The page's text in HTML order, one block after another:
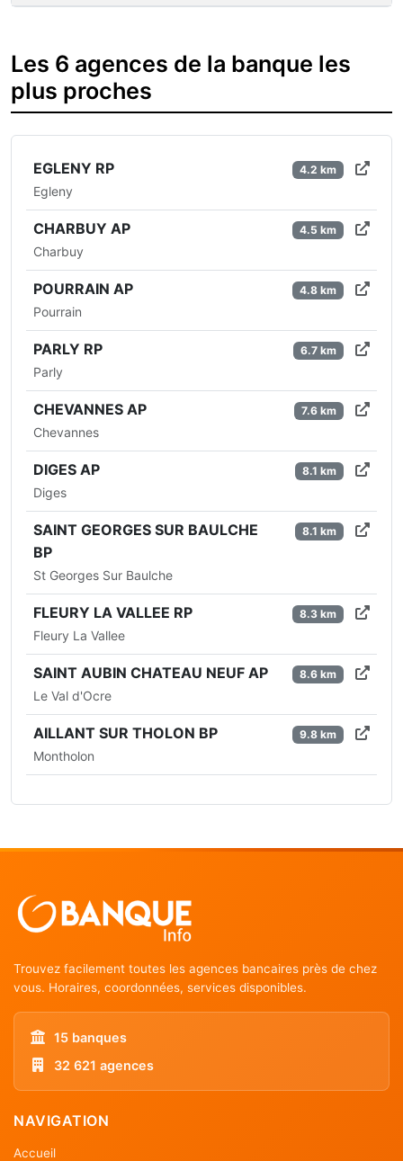
Les 6 agences de la banque les
plus proches
EGLENY RP
Egleny
4.2 km
CHARBUY AP
Charbuy
4.5 km
POURRAIN AP
Pourrain
4.8 km
PARLY RP
Parly
6.7 km
CHEVANNES AP
Chevannes
7.6 km
DIGES AP
Diges
8.1 km
SAINT GEORGES SUR BAULCHE
BP
St Georges Sur Baulche
8.1 km
FLEURY LA VALLEE RP
Fleury La Vallee
8.3 km
SAINT AUBIN CHATEAU NEUF AP
Le Val d'Ocre
8.6 km
AILLANT SUR THOLON BP
Montholon
9.8 km
Trouvez facilement toutes les agences bancaires près de chez
vous. Horaires, coordonnées, services disponibles.
15 banques
32 621 agences
NAVIGATION
Accueil